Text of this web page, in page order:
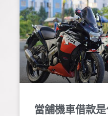
當舖機車借款